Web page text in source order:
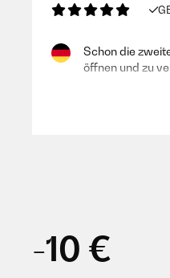
Schon die
öffnen und zu
Sehr schöne
Amazon-Benutzer
-10 €